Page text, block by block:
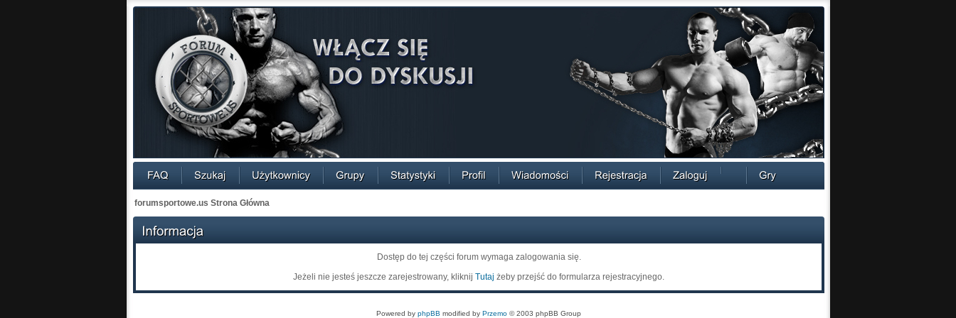
forumsportowe.us Strona Główna
Dostęp do tej części forum wymaga zalogowania się.
Jeżeli nie jesteś jeszcze zarejestrowany, kliknij Tutaj żeby przejść do formularza rejestracyjnego.
Powered by phpBB modified by Przemo © 2003 phpBB Group